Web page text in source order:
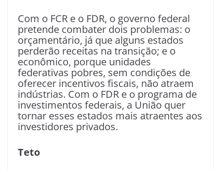
Com o FCR e o FDR, o governo federal
pretende combater dois problemas: o
orçamentário, já que alguns estados
perderão receitas na transição; e o
econômico, porque unidades
federativas pobres, sem condições de
oferecer incentivos fiscais, não atraem
indústrias. Com o FDR e o programa de
investimentos federais, a União quer
tornar esses estados mais atraentes aos
investidores privados.
Teto